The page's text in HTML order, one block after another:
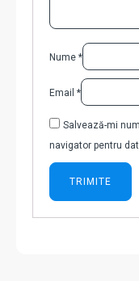
Nume *
Email *
Salvează-mi
navigator pentru